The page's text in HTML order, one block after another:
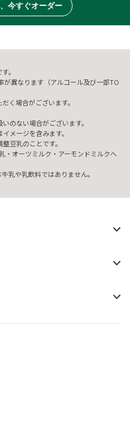
今すぐオーダー
。
が異なります（アルコール及び一部TO
く場合がございます。
のない場合がございます。
メージを含みます。
豆乳のことです。
・オーツミルク・アーモンドミルクへ
乳や乳飲料ではありません。